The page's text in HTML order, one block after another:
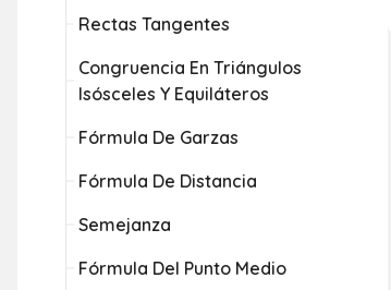
Rectas Tangentes
Congruencia En Triángulos
Isósceles Y Equiláteros
Fórmula De Garzas
Fórmula De Distancia
Semejanza
Fórmula Del Punto Medio